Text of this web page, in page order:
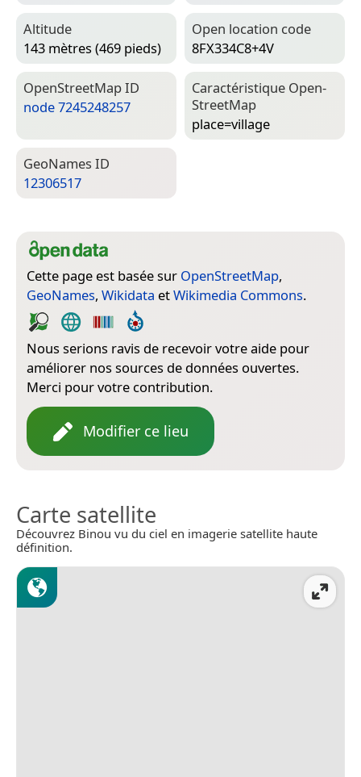
Altitude
143 mètres (469 pieds)
Open location code
8FX334C8+4V
Open­Street­Map ID
node 7245248257
Caractéristique Open­
Street­Map
place=­village
Geo­Names ID
12306517
Cette page est basée sur OpenStreetMap,
GeoNames, Wikidata etWikimedia Commons.
Nous serions ravis de recevoir votre aide pour
améliorer nos sources de données ouvertes.
Merci pour votre contribution.
Modifier ce lieu
Carte satellite
Découvrez Binou vu du ciel en imagerie satellite haute
définition.